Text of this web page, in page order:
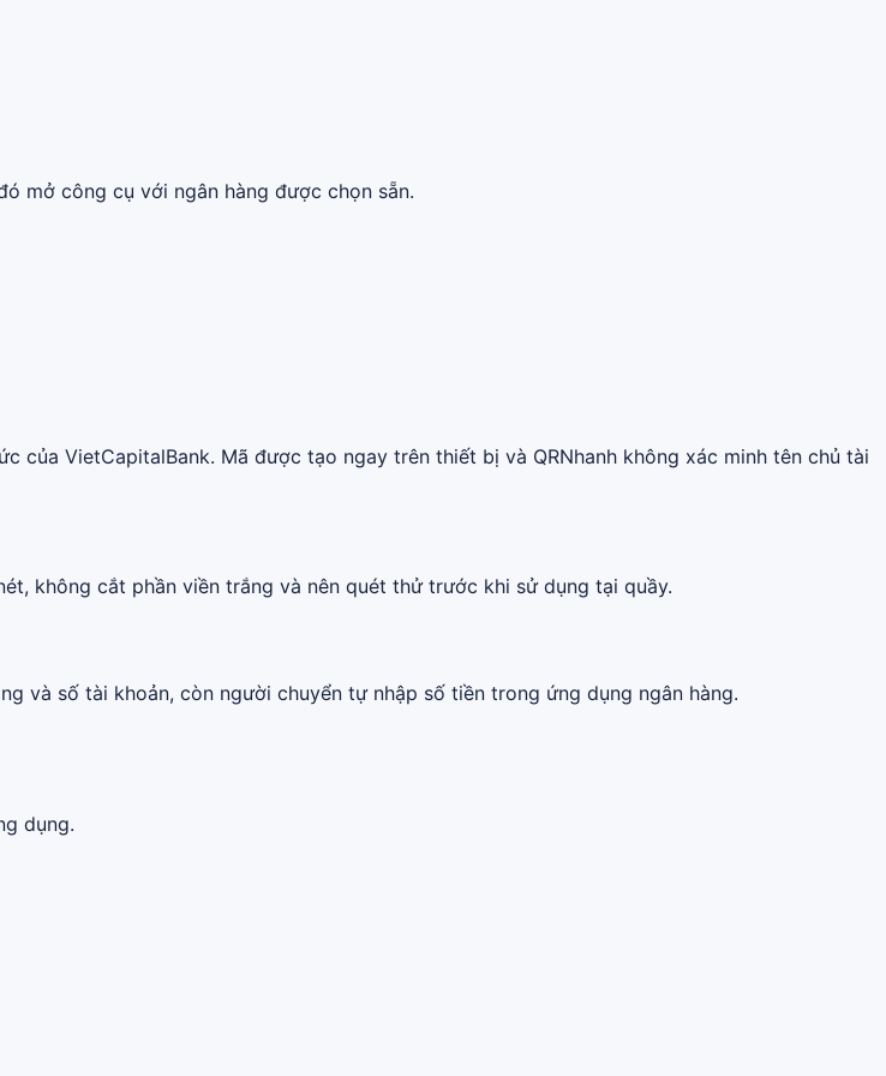
mở công cụ với ngân hàng được chọn sẵn.
của VietCapitalBank. Mã được tạo ngay trên thiết bị và QRNhanh không xác minh tên chủ tài
không cắt phần viền trắng và nên quét thử trước khi sử dụng tại quầy.
và số tài khoản, còn người chuyển tự nhập số tiền trong ứng dụng ngân hàng.
dụng.